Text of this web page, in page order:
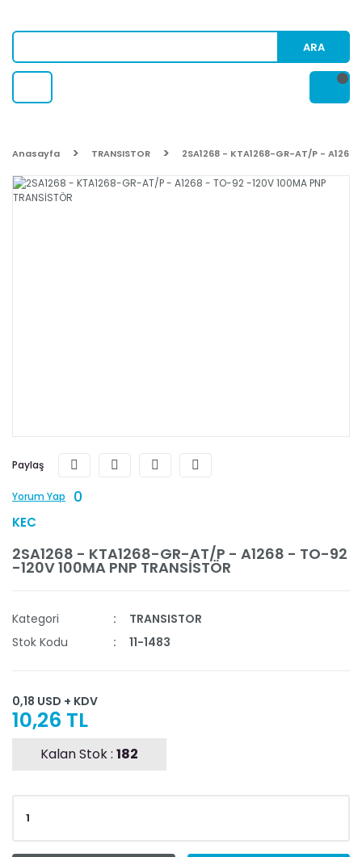
ARA
Anasayfa TRANSISTOR 2SA1268 - KTA1268-GR-AT/P - A1268
Paylaş
Yorum Yap 0
KEC
2SA1268 - KTA1268-GR-AT/P - A1268 - TO-92
-120V 100MA PNP TRANSİSTÖR
Kategori
TRANSISTOR
Stok Kodu
11-1483
0,18 USD + KDV
10,26 TL
Kalan Stok : 182